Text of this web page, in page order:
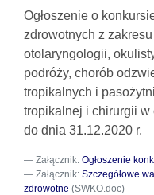
Ogłoszenie o
zdrowotnych z zakresu
otolaryngologii,
podróży, chorób
tropikalnych i
tropikalnej i chirurgii w
do dnia 31.12.2020 r.
Załącznik: Ogłoszenie
Załącznik: Szczegółowe
zdrowotne (SWKO.doc)